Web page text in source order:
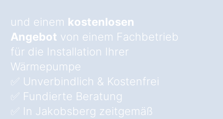
und einem kostenlosen
Angebot von einem Fachbetrieb
für die Installation Ihrer
Wärmepumpe
✅ Unverbindlich & Kostenfrei
✅ Fundierte Beratung
✅ In Jakobsberg zeitgemäß